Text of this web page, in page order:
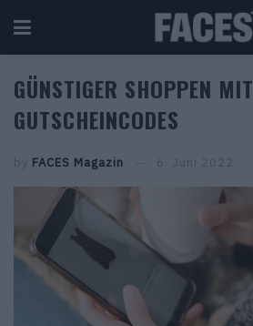
GÜNSTIGER SHOPPEN MIT
GUTSCHEINCODES
by FACES Magazin 6. Juni 2022